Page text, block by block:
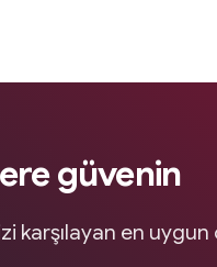
güvenin
karşılayan en uygun